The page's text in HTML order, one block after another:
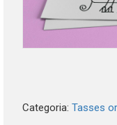
Categoria: Tasses